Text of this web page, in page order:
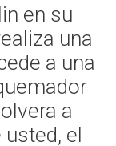
en su
una
a una
a
el